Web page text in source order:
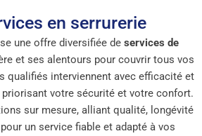
en serrurerie
une offre diversifiée de services de
et ses alentours pour couvrir tous vos
qualifiés interviennent avec efficacité et
votre sécurité et votre confort.
sur mesure, alliant qualité, longévité
un service fiable et adapté à vos